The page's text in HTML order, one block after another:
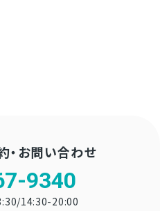
・お問い合わせ
9340
14:30-20:00